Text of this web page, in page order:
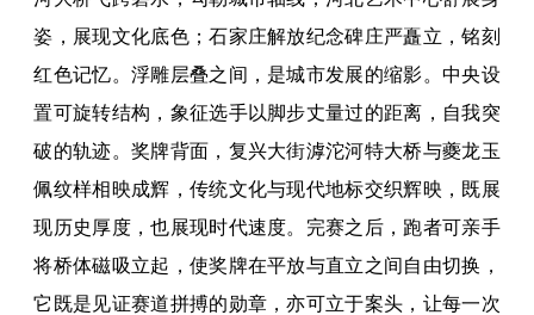
姿，展现文化底色；石家庄解放纪念碑庄严矗立，铭刻
红色记忆。浮雕层叠之间，是城市发展的缩影。中央设
置可旋转结构，象征选手以脚步丈量过的距离，自我突
破的轨迹。奖牌背面，复兴大街滹沱河特大桥与夔龙玉
佩纹样相映成辉，传统文化与现代地标交织辉映，既展
现历史厚度，也展现时代速度。完赛之后，跑者可亲手
将桥体磁吸立起，使奖牌在平放与直立之间自由切换，
它既是见证赛道拼搏的勋章，亦可立于案头，让每一次